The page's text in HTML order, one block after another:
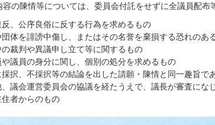
容の陳情等については、委員会付託をせずに全議員配布
、公序良俗に反する行為を求めるもの
体を誹謗中傷し、またはその名誉を棄損する恐れのあ
裁判や異議申し立て等に関するもの
議員の身分に関し、個別の処分を求めるもの
択、不採択等の結論を出した請願・陳情と同一趣旨
、議会運営委員会の協議を経たうえで、議長が審査にな
者からのもの